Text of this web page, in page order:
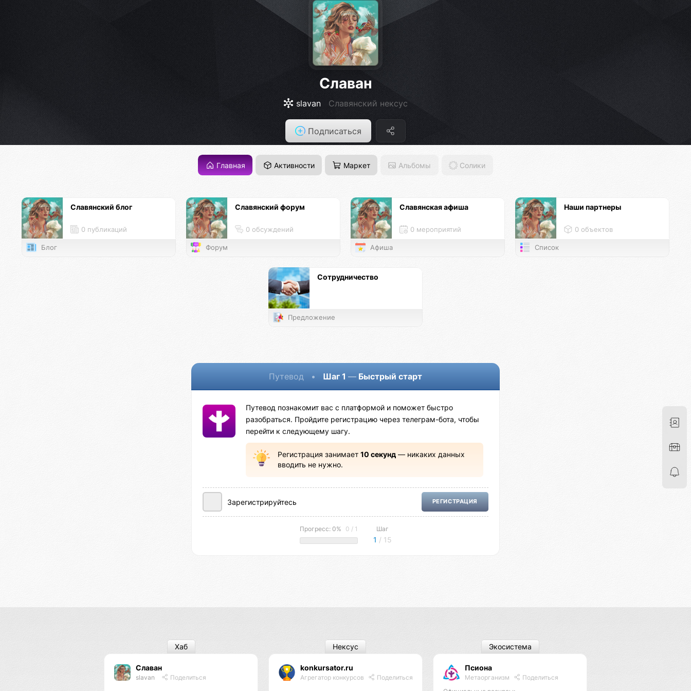
Славан
slavan Славянский нексус
Подписаться
Главная Активности Маркет Альбомы Солики
Славянский блог
0 публикаций
Блог
Славянский форум
0 обсуждений
Форум
Славянская афиша
0 мероприятий
Афиша
Наши партнеры
0 объектов
Список
Сотрудничество
Предложение
Путевод • Шаг 1 — Быстрый старт
Путевод познакомит вас с платформой и поможет быстро
разобраться. Пройдите регистрацию через телеграм-бота, чтобы
перейти к следующему шагу.
Регистрация занимает 10 секунд— никаких данных
вводить не нужно.
Зарегистрируйтесь РЕГИСТРАЦИЯ
Прогресс: 0% 0 / 1 Шаг
1 / 15
Славан
slavan Поделиться
Хаб
konkursator.ru
Агрегатор конкурсов Поделиться
Нексус
Псиона
Метаорганизм
Поделиться
Экосистема